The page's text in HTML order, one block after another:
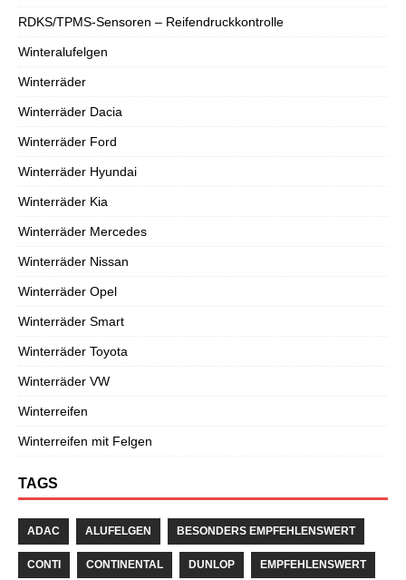
RDKS/TPMS-Sensoren – Reifendruckkontrolle
Winteralufelgen
Winterräder
Winterräder Dacia
Winterräder Ford
Winterräder Hyundai
Winterräder Kia
Winterräder Mercedes
Winterräder Nissan
Winterräder Opel
Winterräder Smart
Winterräder Toyota
Winterräder VW
Winterreifen
Winterreifen mit Felgen
TAGS
ADAC ALUFELGEN BESONDERS EMPFEHLENSWERT
CONTI CONTINENTAL DUNLOP EMPFEHLENSWERT